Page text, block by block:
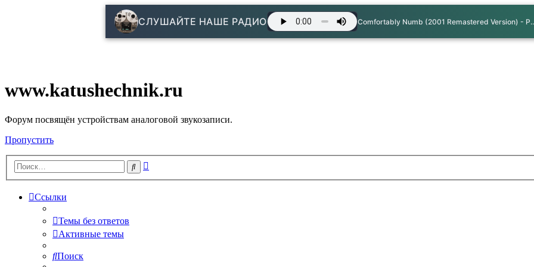
СЛУШАЙТЕ НАШЕ РАДИО Comfortably Numb
www.katushechnik.ru
Форум посвящён устройствам аналоговой звукозаписи.
Пропустить
Поиск
Ссылки
Темы без ответов
Активные темы
Поиск